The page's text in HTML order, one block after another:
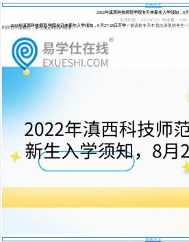
查看全文
2022年滇西科技师范学院专升本新生入学须知，8月
发布时间：2022/07/25
阅读量：2388
2022年滇西科技师范学院专升本新生入学须知，8月27-28日开学！被该校专升本批次录取的考生
时间也不能错过，要在规定时间内报名。
查看全文